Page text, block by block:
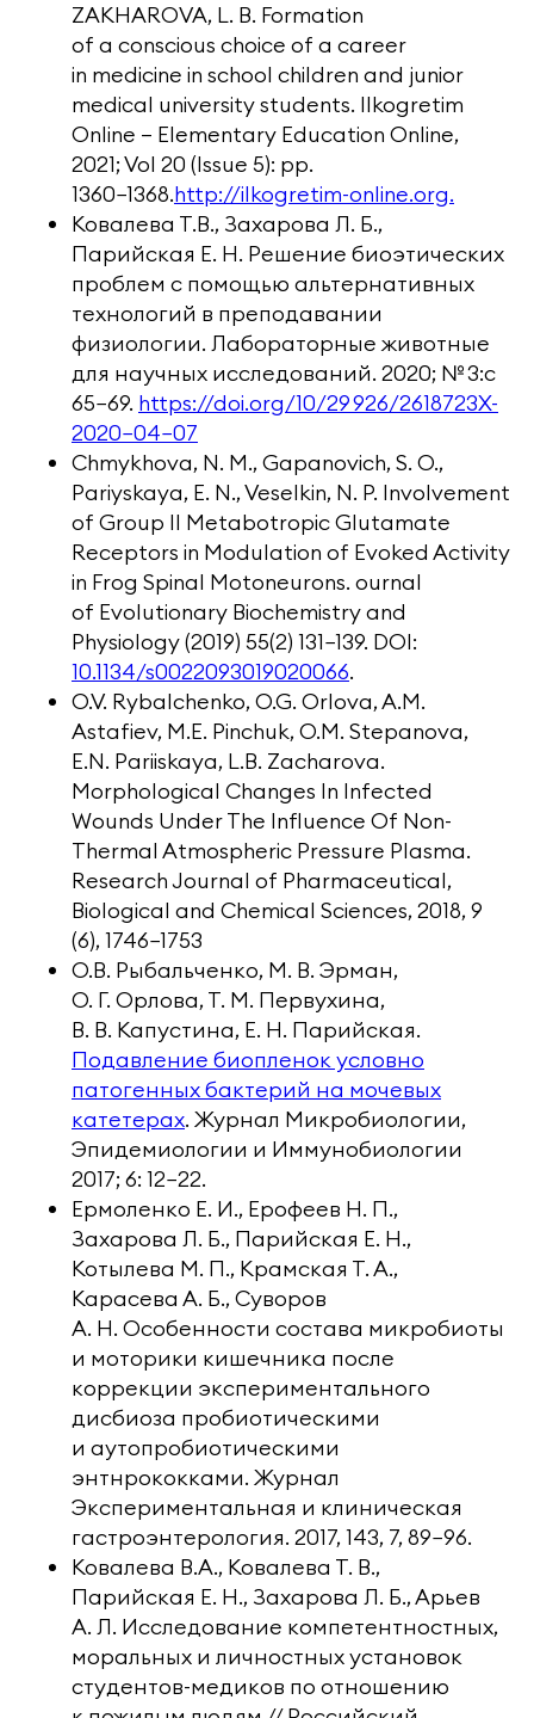
ZAKHAROVA, L. B. Formation
of a conscious choice of a career
in medicine in school children and junior
medical university students. Ilkogretim
Online — Elementary Education Online,
2021; Vol 20 (Issue 5): pp.
1360−1368.http://ilkogretim-online.org.
Ковалева Т.В., Захарова Л. Б.,
Парийская Е. Н. Решение биоэтических
проблем с помощью альтернативных
технологий в преподавании
физиологии. Лабораторные животные
для научных исследований. 2020; № 3:с
65−69. https://doi.org/10/29 926/2618723X-
2020−04−07
Chmykhova, N. M., Gapanovich, S. O.,
Pariyskaya, E. N., Veselkin, N. P. Involvement
of Group II Metabotropic Glutamate
Receptors in Modulation of Evoked Activity
in Frog Spinal Motoneurons. ournal
of Evolutionary Biochemistry and
Physiology (2019) 55(2) 131−139. DOI:
10.1134/s0022093019020066.
O.V. Rybalchenko, O.G. Orlova, A.M.
Astafiev, M.E. Pinchuk, O.M. Stepanova,
E.N. Pariiskaya, L.B. Zacharova.
Morphological Changes In Infected
Wounds Under The Influence Of Non-
Thermal Atmospheric Pressure Plasma.
Research Journal of Pharmaceutical,
Biological and Chemical Sciences, 2018, 9
(6), 1746−1753
О.В. Рыбальченко, М. В. Эрман,
О. Г. Орлова, Т. М. Первухина,
В. В. Капустина, Е. Н. Парийская.
Подавление биопленок условно
патогенных бактерий на мочевых
катетерах. Журнал Микробиологии,
Эпидемиологии и Иммунобиологии
2017; 6: 12−22.
Ермоленко Е. И., Ерофеев Н. П.,
Захарова Л. Б., Парийская Е. Н.,
Котылева М. П., Крамская Т. А.,
Карасева А. Б., Суворов
А. Н. Особенности состава микробиоты
и моторики кишечника после
коррекции экспериментального
дисбиоза пробиотическими
и аутопробиотическими
энтнрококками. Журнал
Экспериментальная и клиническая
гастроэнтерология. 2017, 143, 7, 89−96.
Ковалева В.А., Ковалева Т. В.,
Парийская Е. Н., Захарова Л. Б., Арьев
А. Л. Исследование компетентностных,
моральных и личностных установок
студентов-медиков по отношению